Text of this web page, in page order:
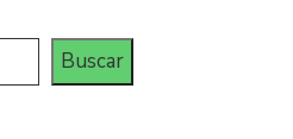
Buscar